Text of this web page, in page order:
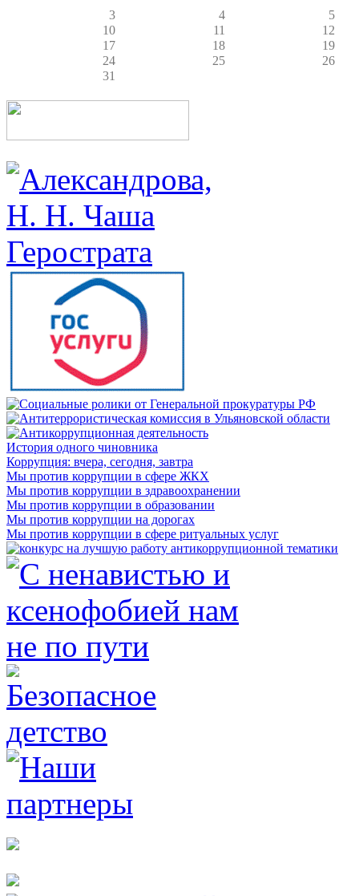
3 4
5
10
11
12
17
18
19
24
25
26
31
История одного чиновника
Коррупция: вчера, сегодня, завтра
Мы против коррупции в сфере ЖКХ
Мы против коррупции в здравоохранении
Мы против коррупции в образовании
Мы против коррупции на дорогах
Мы против коррупции в сфере ритуальных услуг